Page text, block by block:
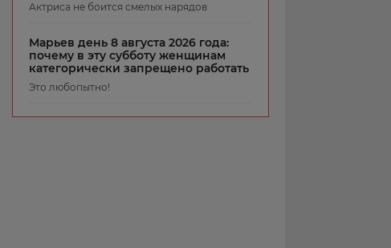
Актриса не боится смелых нарядов
Марьев день 8 августа 2026 года:
почему в эту субботу женщинам
категорически запрещено работать
Это любопытно!